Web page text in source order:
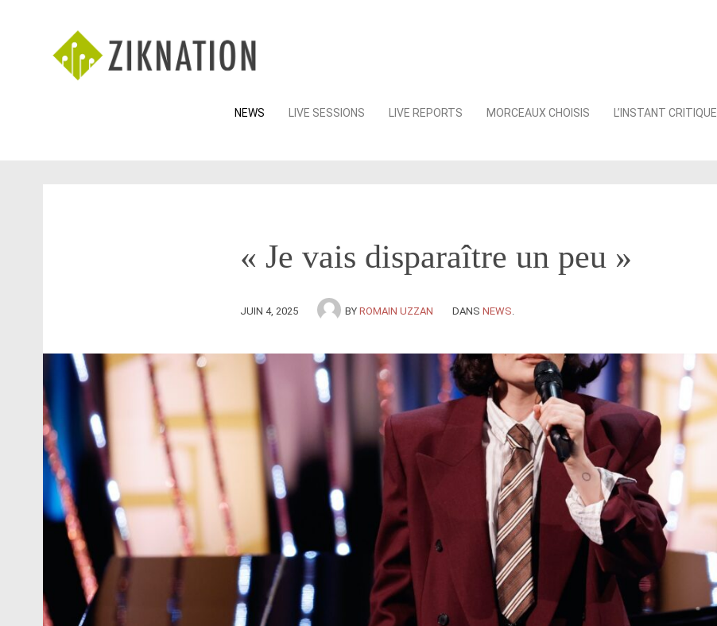
Skip
NEWS LIVE SESSIONS LIVE REPORTS MORCEAUX CHOISIS L’INSTANT CRITIQUE
« Je vais disparaître un peu »
JUIN 4, 2025 BY ROMAIN UZZAN DANS NEWS